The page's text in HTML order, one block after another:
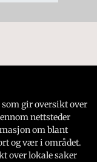
gir oversikt over
nettsteder
om blant
og vær i området.
over lokale saker